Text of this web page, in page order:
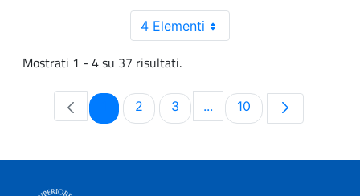
4 Elementi
Mostrati 1 - 4 su 37 risultati.
PaginaPagina
2 Pagina
3 ...Pagine intermedie Use
Pagina
10